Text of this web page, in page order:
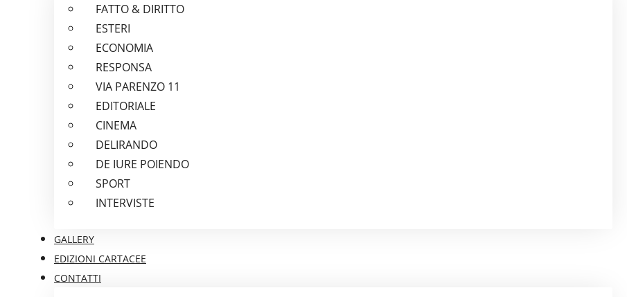
FATTO & DIRITTO
ESTERI
ECONOMIA
RESPONSA
VIA PARENZO 11
EDITORIALE
CINEMA
DELIRANDO
DE IURE POIENDO
SPORT
INTERVISTE
GALLERY
EDIZIONI CARTACEE
CONTATTI